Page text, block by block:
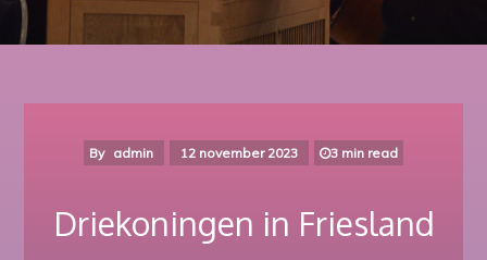
By admin 12 november 2023 3 min read
Driekoningen in Friesland